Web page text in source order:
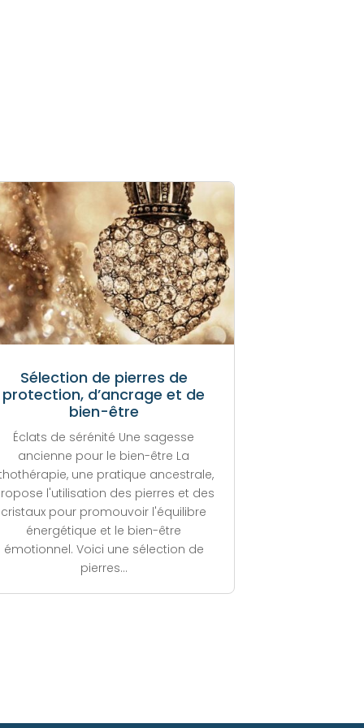
Sélection de pierres de
protection, d’ancrage et de
bien-être
Éclats de sérénité Une sagesse
ancienne pour le bien-être La
une pratique ancestrale,
l'utilisation des pierres et des
cristaux pour promouvoir l'équilibre
énergétique et le bien-être
émotionnel. Voici une sélection de
pierres...